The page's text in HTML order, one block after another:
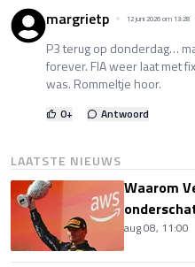
margrietp 12 juni 2026 om 13:28
P3 terug op donderdag…
forever. FIA weer laat met
was. Rommeltje hoor.
0+ Antwoord
LAATSTE NIEUWS
Waarom
aug 08, 11:00